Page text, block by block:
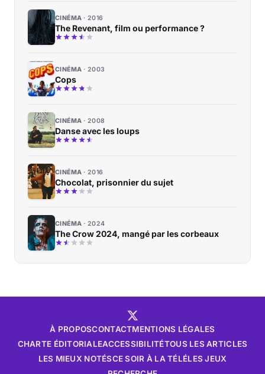
CINÉMA 2016
The Revenant, film ou performance ?
CINÉMA 2003
Cops
CINÉMA 2008
Danse avec les loups
CINÉMA 2016
Chocolat, prisonnier du sujet
CINÉMA 2024
The Crow 2024, mangé par les corbeaux
À PROPOSCONTACTMENTIONS LÉGALES
CHARTE ÉDITORIALEACCESSIBILITÉTOUS LES ARTICLES
LES MIEUX NOTÉSCE SOIR À LA TÉLÉLES JEUX